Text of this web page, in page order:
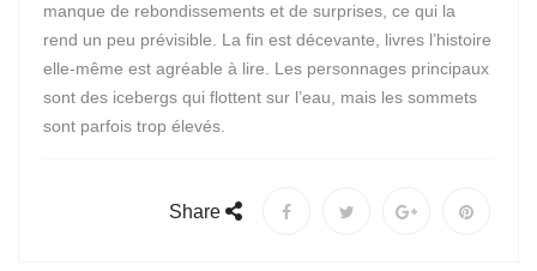
manque de rebondissements et de surprises, ce qui la
rend un peu prévisible. La fin est décevante, livres l’histoire
elle-même est agréable à lire. Les personnages principaux
sont des icebergs qui flottent sur l’eau, mais les sommets
sont parfois trop élevés.
Share